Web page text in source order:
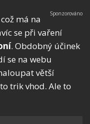
má na
se při vaření
. Obdobný účinek
se na webu
větší
trik vhod. Ale to